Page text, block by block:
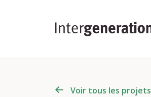
Voir tous les projets